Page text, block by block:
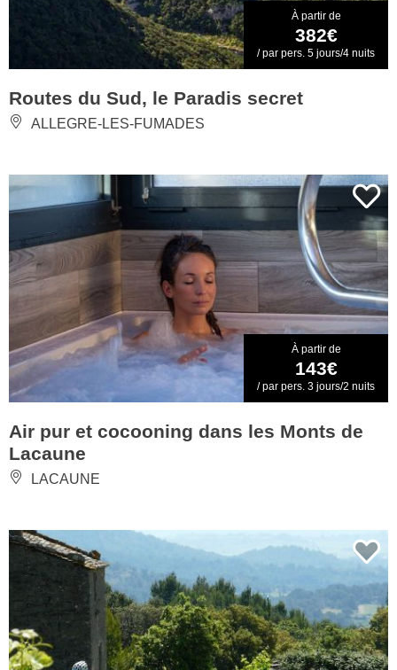
À partir de
382€
/ par pers. 5 jours/4 nuits
Routes du Sud, le Paradis secret
ALLEGRE-LES-FUMADES
À partir de
143€
/ par pers. 3 jours/2 nuits
Air pur et cocooning dans les Monts de
Lacaune
LACAUNE